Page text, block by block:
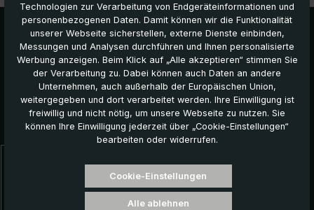
Das könnte Ihnen auch gefallen:
Technologien zur Verarbeitung von Endgeräteinformationen und
personenbezogenen Daten. Damit können wir die Funktionalität
unserer Webseite sicherstellen, externe Dienste einbinden,
Messungen und Analysen durchführen und Ihnen personalisierte
Werbung anzeigen. Beim Klick auf „Alle akzeptieren“ stimmen Sie
der Verarbeitung zu. Dabei können auch Daten an andere
Unternehmen, auch außerhalb der Europäischen Union,
weitergegeben und dort verarbeitet werden. Ihre Einwilligung ist
freiwillig und nicht nötig, um unsere Webseite zu nutzen. Sie
können Ihre Einwilligung jederzeit über „Cookie-Einstellungen“
bearbeiten oder widerrufen.
Cookie-Einstellungen
Alle ablehnen